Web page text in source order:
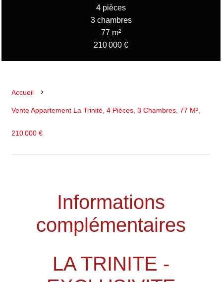
4 pièces
3 chambres
77 m²
210 000 €
Accueil
Vente Appartement La Trinité, 4 Pièces, 3 Chambres, 77 M²,
210 000 €
Informations
complémentaires
LA TRINITE -